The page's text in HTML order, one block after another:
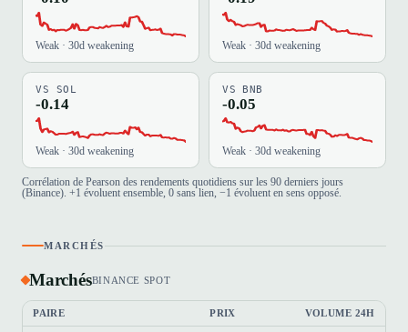
Weak · 30d weakening Weak · 30d weakening
VS SOL
-0.14
Weak · 30d weakening
VS BNB
-0.05
Weak · 30d weakening
Corrélation de Pearson des rendements quotidiens sur les 90 derniers jours
(Binance). +1 évoluent ensemble, 0 sans lien, −1 évoluent en sens opposé.
MARCHÉS
MarchésBINANCE SPOT
PAIRE PRIX VOLUME 24H